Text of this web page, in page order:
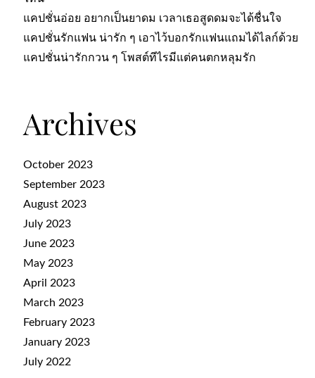
แคปชั่นอ่อย อยากเป็นยาดม เวลาเธอสูดดมจะได้ชื่นใจ
แคปชั่นรักแฟน น่ารัก ๆ เอาไว้บอกรักแฟนแถมได้ไลก์ด้วย
แคปชั่นน่ารักกวน ๆ โพสต์ทีไรมีแต่คนตกหลุมรัก
Archives
October 2023
September 2023
August 2023
July 2023
June 2023
May 2023
April 2023
March 2023
February 2023
January 2023
July 2022